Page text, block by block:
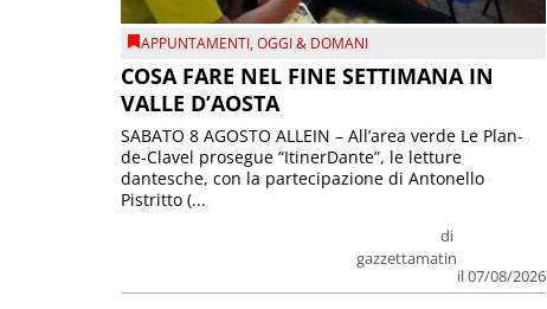
APPUNTAMENTI,OGGI & DOMANI
COSA FARE NEL FINE SETTIMANA IN
VALLE D’AOSTA
di
gazzettamatin
il 07/08/2026
SABATO 8 AGOSTO ALLEIN – All’area verde Le Plan-
de-Clavel prosegue “ItinerDante”, le letture
dantesche, con la partecipazione di Antonello
Pistritto (...